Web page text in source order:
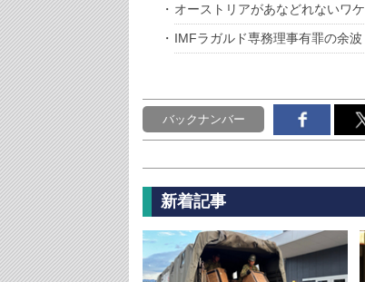
オーストリアがあなどれないワケ
IMFラガルド専務理事有罪の余波
バックナンバー
新着記事